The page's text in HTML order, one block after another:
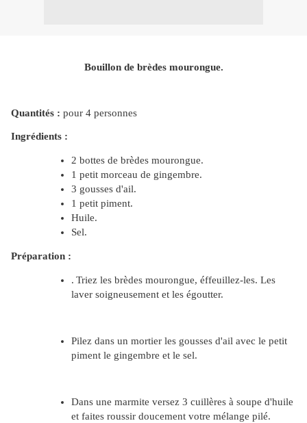
Bouillon de brèdes mourongue.
Quantités : pour 4 personnes
Ingrédients :
2 bottes de brèdes mourongue.
1 petit morceau de gingembre.
3 gousses d'ail.
1 petit piment.
Huile.
Sel.
Préparation :
. Triez les brèdes mourongue, éffeuillez-les. Les
laver soigneusement et les égoutter.
Pilez dans un mortier les gousses d'ail avec le petit
piment le gingembre et le sel.
Dans une marmite versez 3 cuillères à soupe d'huile
et faites roussir doucement votre mélange pilé.